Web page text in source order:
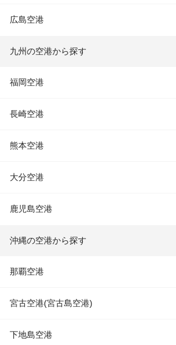
広島空港
九州の空港から探す
福岡空港
長崎空港
熊本空港
大分空港
鹿児島空港
沖縄の空港から探す
那覇空港
宮古空港(宮古島空港)
下地島空港